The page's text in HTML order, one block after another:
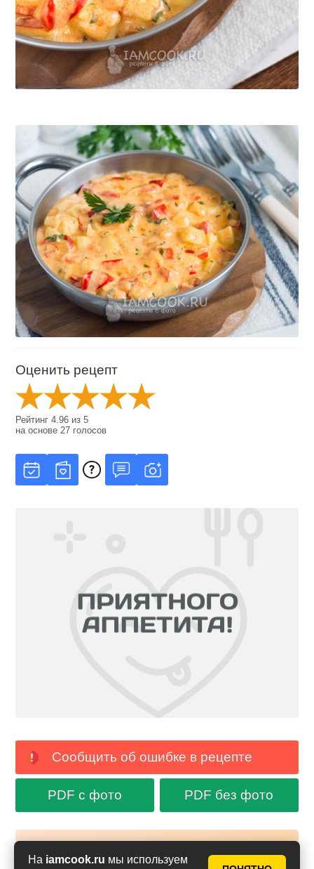
На iamcook.ru мы используем
Оценить рецепт
Рейтинг4.96 из5
на основе27 голосов
Сообщить об ошибке в рецепте
PDF с фото PDF без фото
Новые рецепты и кулинарные идеи каждый день в